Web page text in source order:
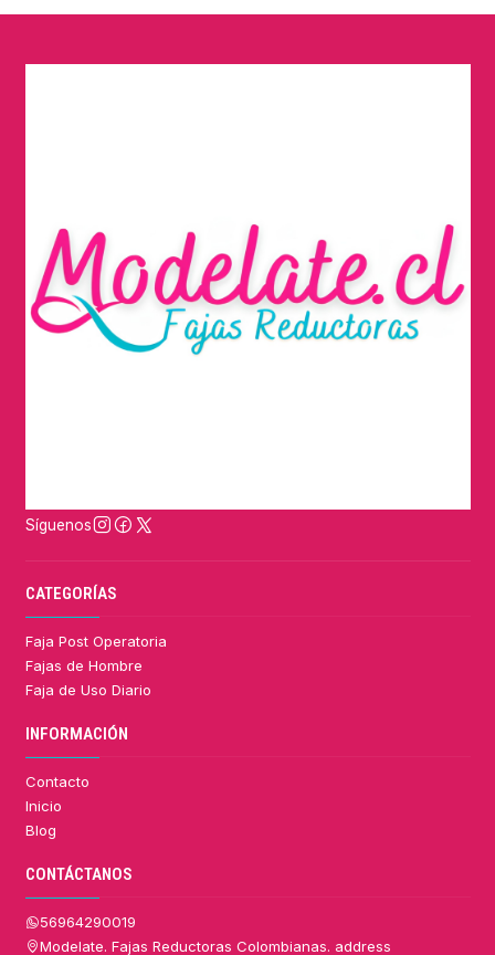
Síguenos
CATEGORÍAS
Faja Post Operatoria
Fajas de Hombre
Faja de Uso Diario
INFORMACIÓN
Contacto
Inicio
Blog
CONTÁCTANOS
56964290019
Modelate. Fajas Reductoras Colombianas. address